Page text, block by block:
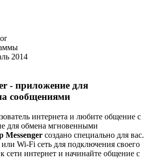
2014
- приложение для
сообщениями
интернета и любите общение с
для обмена мгновенными
Messenger создано специально для вас.
Wi-Fi сеть для подключения своего
сети интернет и начинайте общение с